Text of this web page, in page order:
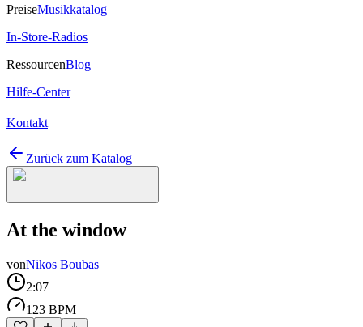
PreiseMusikkatalog
In-Store-Radios
RessourcenBlog
Hilfe-Center
Kontakt
Zurück zum Katalog
At the window
vonNikos Boubas
2:07
123 BPM